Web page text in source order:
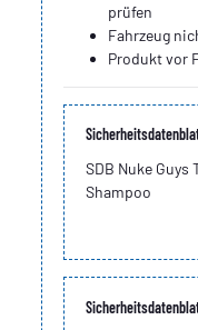
prüfen
Fahrzeug
Produkt vor
SDB Nuke Guys
Shampoo